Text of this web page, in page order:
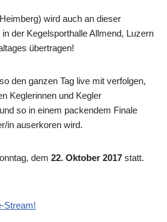
wird auch an dieser
der Kegelsporthalle Allmend, Luzern
übertragen!
den ganzen Tag live mit verfolgen,
Keglerinnen und Kegler
so in einem packendem Finale
in auserkoren wird.
dem 22. Oktober 2017 statt.
Stream!